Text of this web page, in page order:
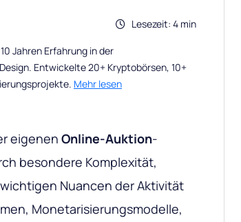
Lesezeit: 4 min
Jahren Erfahrung in der
Entwickelte 20+ Kryptobörsen, 10+
Mehr lesen
eigenen Online-Auktion-
besondere Komplexität,
Nuancen der Aktivität
Monetarisierungsmodelle,